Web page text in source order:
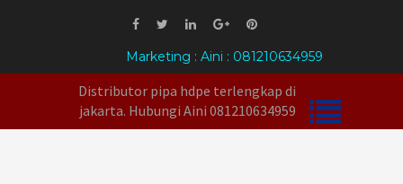
Marketing : Aini : 081210634959
Distributor pipa hdpe terlengkap di
jakarta. Hubungi Aini 081210634959